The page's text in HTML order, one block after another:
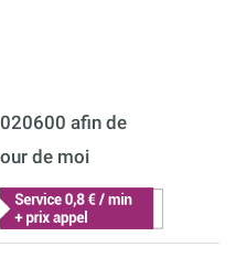
afin de
de moi